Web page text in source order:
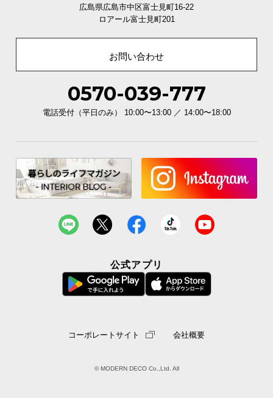
広島県広島市中区富士見町16-22
ロアール富士見町201
お問い合わせ
0570-039-777
電話受付（平日のみ） 10:00〜13:00 ／ 14:00〜18:00
公式アプリ
コーポレートサイト 会社概要
© MODERN DECO Co.,Ltd. All